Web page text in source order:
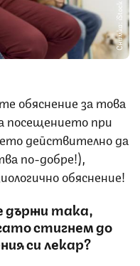
Снимка: iStock
обяснение за това
посещението при
действително да
по-добре!),
обяснение!
държи така,
стигнем до
си лекар?